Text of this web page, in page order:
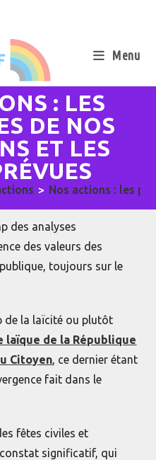
Menu
: LES
DE NOS
ET LES
> Nos actions : les
des analyses
des valeurs des
toujours sur le
de la laïcité ou plutôt
laïque de la République
Citoyen, ce dernier étant
fait dans le
fêtes civiles et
significatif, qui